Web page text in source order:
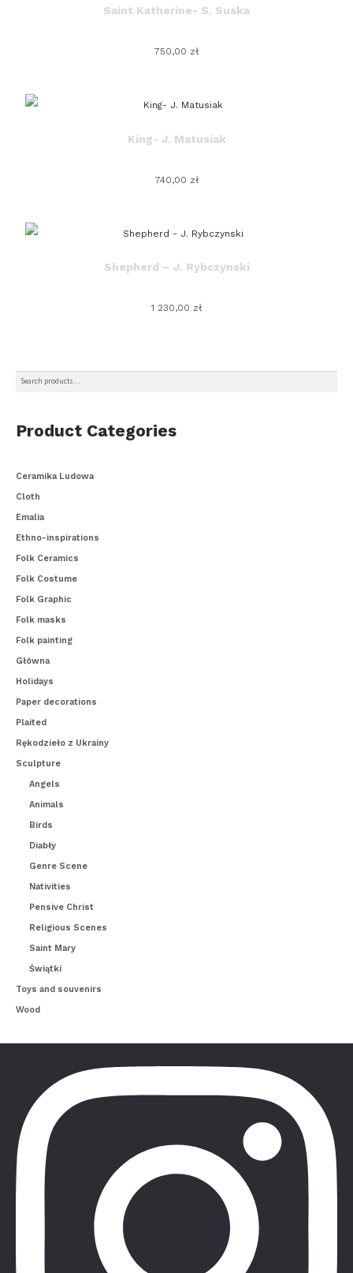
Saint Katherine- S. Suska
750,00 zł
King- J. Matusiak
740,00 zł
Shepherd – J. Rybczynski
1 230,00 zł
Search
Search
Product Categories
Ceramika Ludowa
Cloth
Emalia
Ethno-inspirations
Folk Ceramics
Folk Costume
Folk Graphic
Folk masks
Folk painting
Główna
Holidays
Paper decorations
Plaited
Rękodzieło z Ukrainy
Sculpture
Angels
Animals
Birds
Diabły
Genre Scene
Nativities
Pensive Christ
Religious Scenes
Saint Mary
Świątki
Toys and souvenirs
Wood